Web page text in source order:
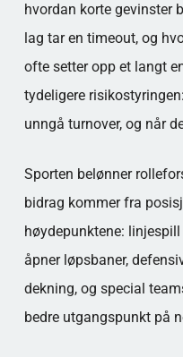
hvordan korte gevinster
lag tar en timeout, og
ofte setter opp et langt
tydeligere
unngå turnover, og når
Sporten belønner
bidrag kommer fra
høydepunktene:
åpner løpsbaner,
dekning, og special
bedre utgangspunkt på